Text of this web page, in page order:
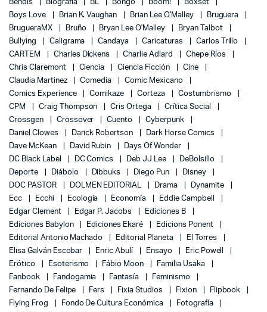
Bendis
Biografía BL Bongo Boom!
Boxset
Boys Love
Brian K. Vaughan Brian Lee O'Malley
Bruguera
BrugueraMX
Bruño Bryan Lee O'Malley
Bryan Talbot
Bullying
Caligrama Candaya Caricaturas
Carlos Trillo
CARTEM
Charles Dickens Charlie Adlard
Chepe Ríos
Chris Claremont
Ciencia Ciencia Ficción
Cine
Claudia Martinez
Comedia
Comic Mexicano
Comics Experience
Comikaze Corteza
Costumbrismo
CPM
Craig Thompson Cris Ortega
Crítica Social
Crossgen
Crossover Cuento
Cyberpunk
Daniel Clowes
Darick Robertson
Dark Horse Comics
Dave McKean
David Rubin
Days Of Wonder
DC Black Label
DC Comics Deb JJ Lee
DeBolsillo
Deporte
Diábolo Dibbuks Diego Pun
Disney
DOC PASTOR
DOLMEN EDITORIAL Drama
Dynamite
Ecc
Ecchi Ecología Economía
Eddie Campbell
Edgar Clement
Edgar P. Jacobs
Ediciones B
Ediciones Babylon
Ediciones Ekaré
Edicions Ponent
Editorial Antonio Machado
Editorial Planeta
El Torres
Elisa Galván Escobar
Enric Abulí Ensayo
Eric Powell
Erótico
Esoterismo Fábio Moon
Familia Usaka
Fanbook
Fandogamia Fantasía
Feminismo
Fernando De Felipe
Fers Fixia Studios Fixion
Flipbook
Flying Frog
Fondo De Cultura Económica
Fotografía